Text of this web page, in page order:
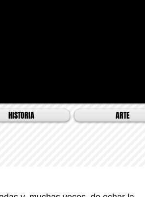
HISTORIA ARTE